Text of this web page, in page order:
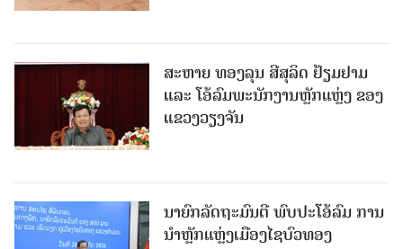
ສະຫາຍ ທອງລຸນ ສີສຸລິດ ຢ້ຽມຢາມ
ແລະ ໂອ້ລົມພະນັກງານຫຼັກແຫຼ່ງ ຂອງ
ແຂວງວຽງຈັນ
ນາຍົກລັດຖະມົນຕີ ພົບປະໂອ້ລົມ ການ
ນຳຫຼັກແຫຼ່ງເມືອງໄຊບົວທອງ